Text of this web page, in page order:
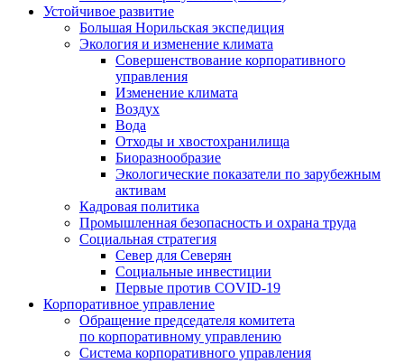
Устойчивое развитие
Большая Норильская экспедиция
Экология и изменение климата
Совершенствование корпоративного
управления
Изменение климата
Воздух
Вода
Отходы и хвостохранилища
Биоразнообразие
Экологические показатели по зарубежным
активам
Кадровая политика
Промышленная безопасность и охрана труда
Социальная стратегия
Север для Северян
Социальные инвестиции
Первые против COVID‑19
Корпоративное управление
Обращение председателя комитета
по корпоративному управлению
Система корпоративного управления